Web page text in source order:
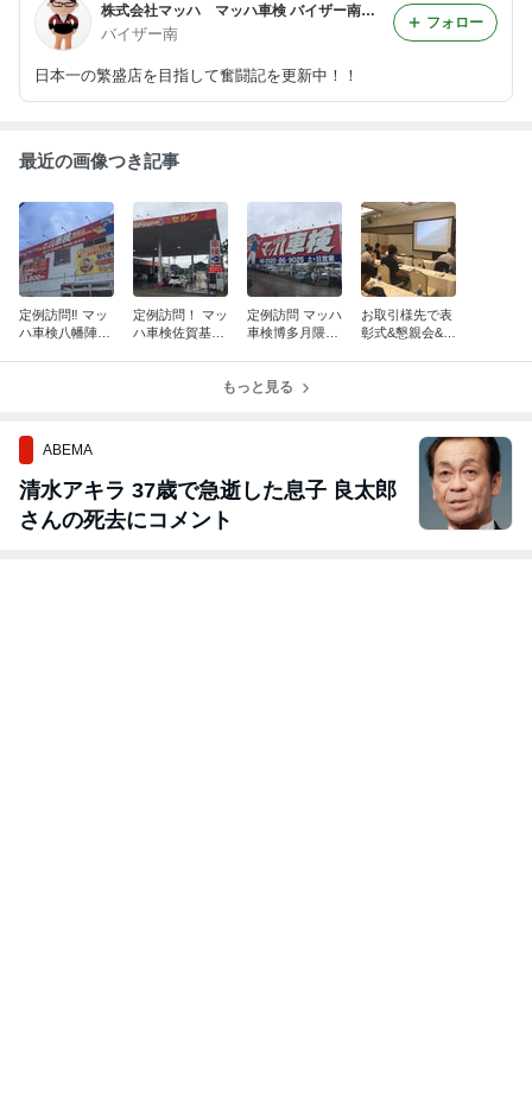
株式会社マッハ マッハ車検 バイザー南の徒然日記
バイザー南
日本一の繁盛店を目指して奮闘記を更新中！！
フォロー
最近の画像つき記事
定例訪問‼︎ マッ
ハ車検八幡陣原
定例訪問！ マッ
ハ車検佐賀基山
定例訪問 マッハ
車検博多月隈店
お取引様先で表
彰式&懇親会&勉
もっと見る
ABEMA
清水アキラ 37歳で急逝した息子 良太郎
さんの死去にコメント